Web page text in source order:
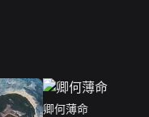
卿何薄命